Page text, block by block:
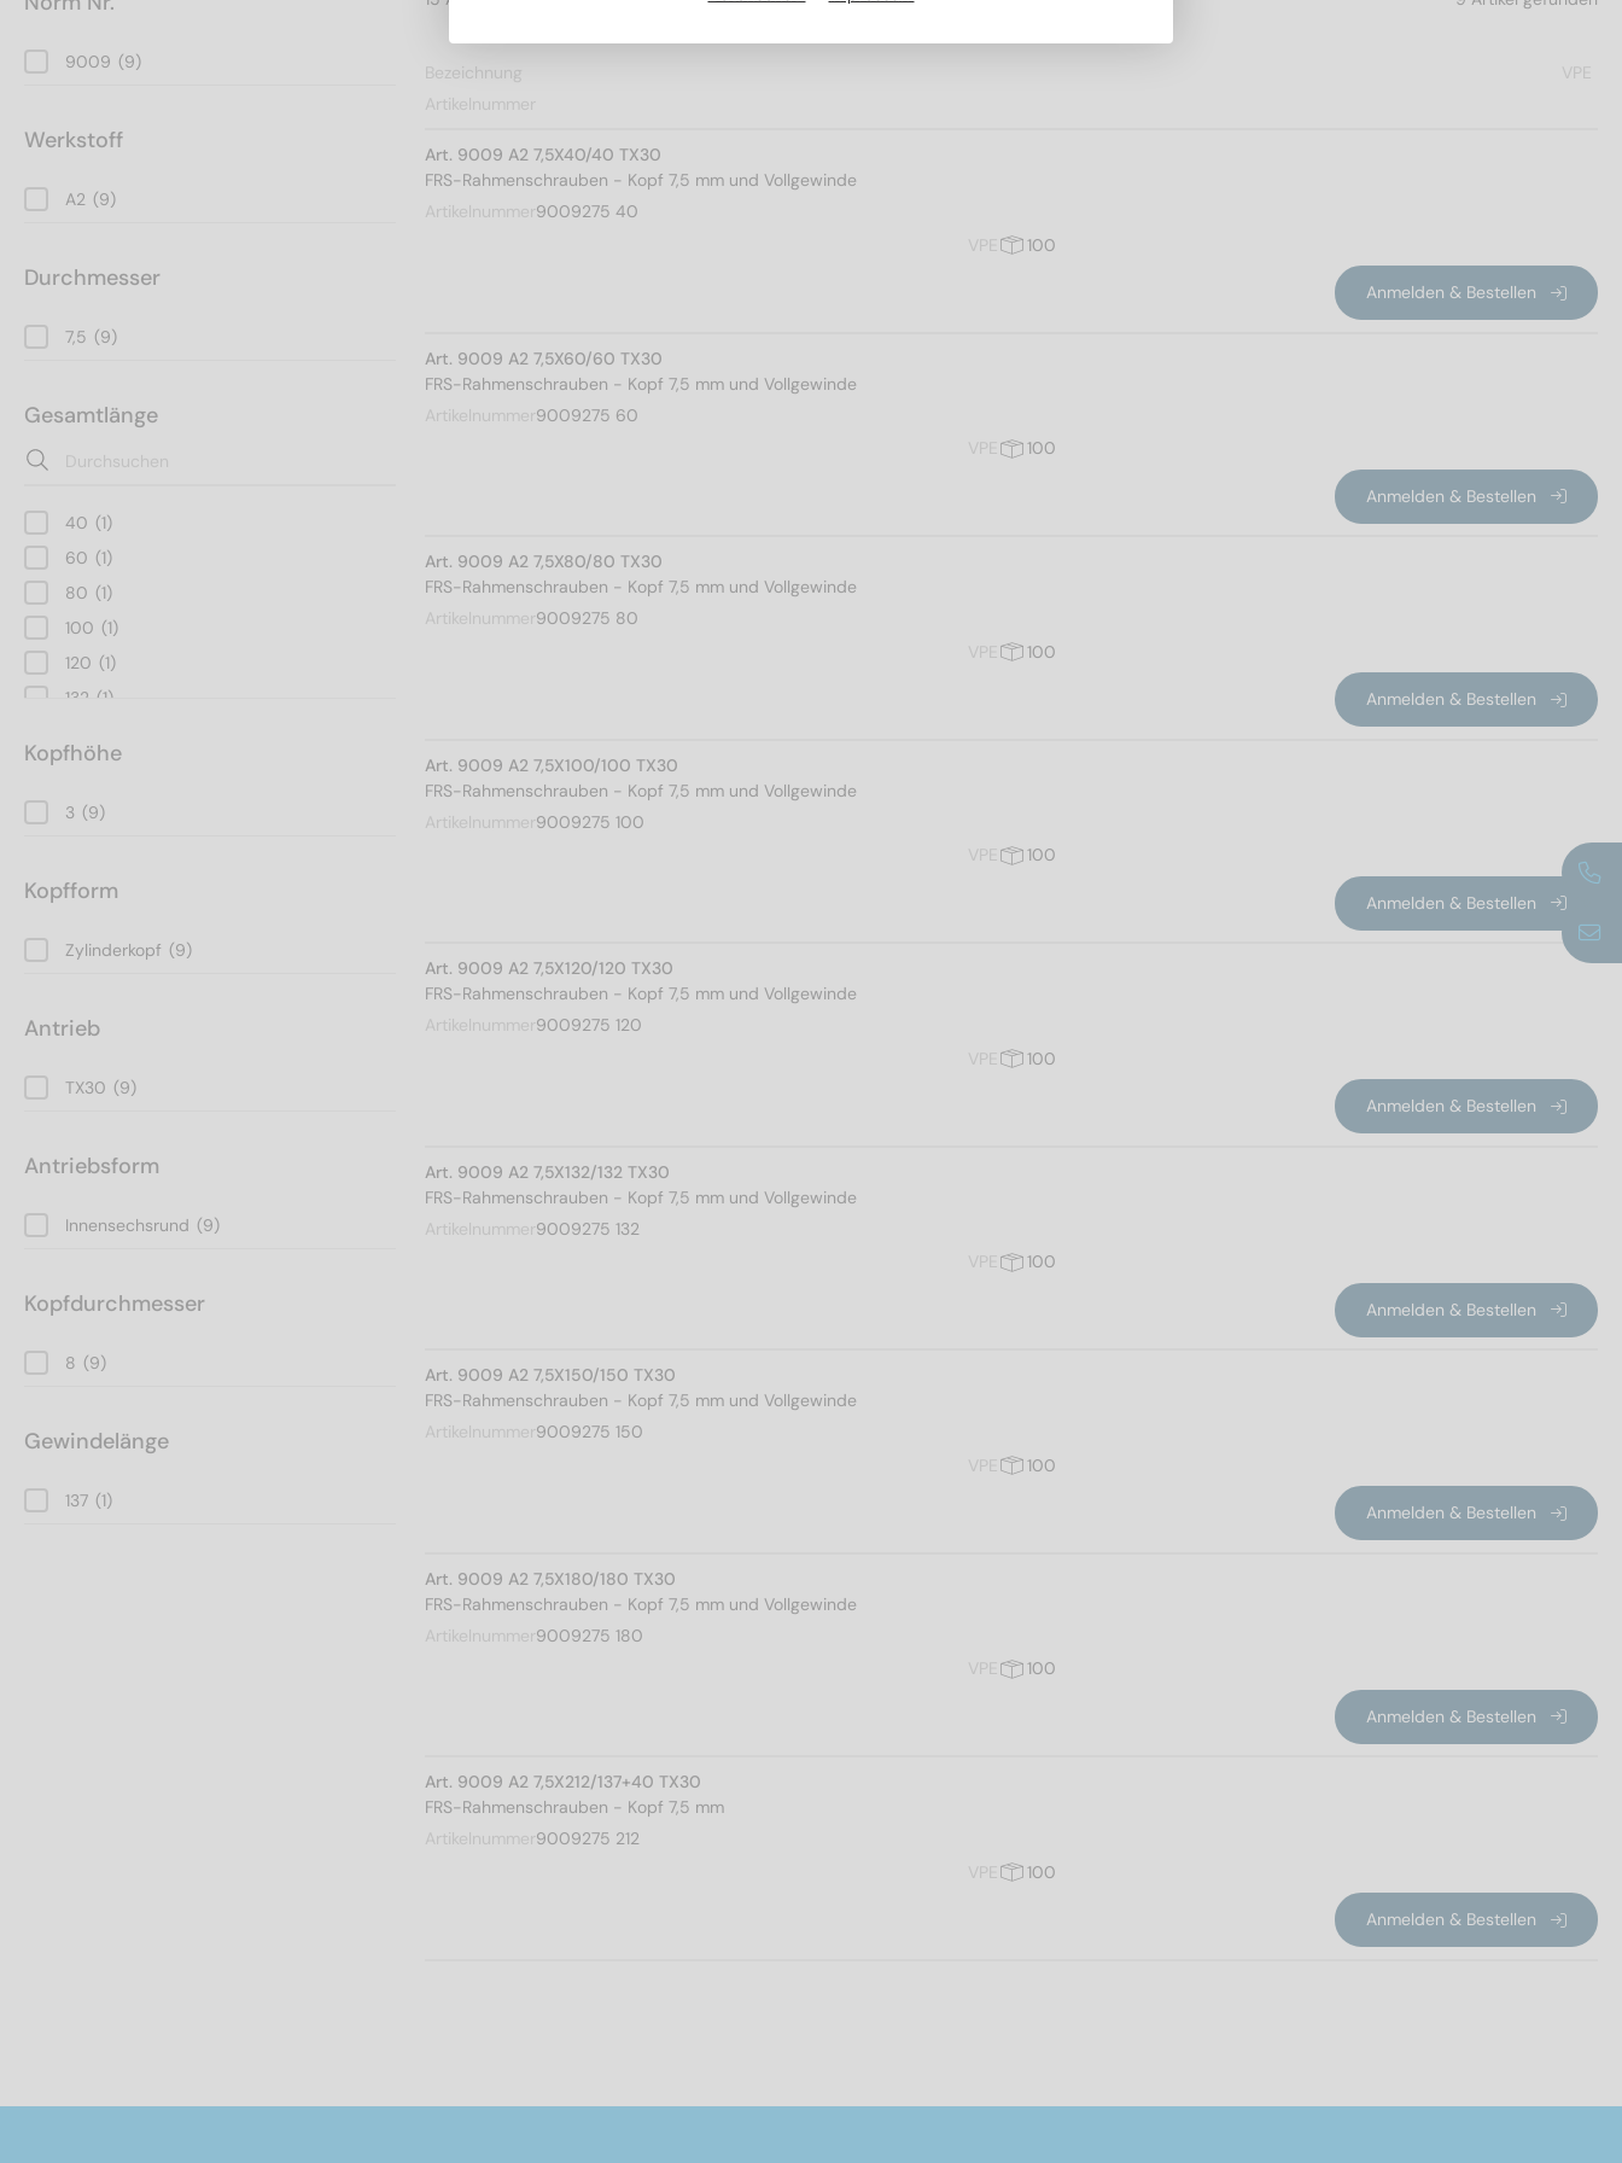
9009 (9)
Werkstoff
A2 (9)
Durchmesser
7,5 (9)
Gesamtlänge
40 (1)
60 (1)
80 (1)
100 (1)
120 (1)
132 (1)
180
(1)
212
(1)
Kopfhöhe
3 (9)
Kopfform
Zylinderkopf (9)
Antrieb
TX30 (9)
Antriebsform
Innensechsrund (9)
Kopfdurchmesser
8 (9)
Gewindelänge
137 (1)
Bezeichnung
Artikelnummer
VPE
Art. 9009 A2 7,5X40/40 TX30
FRS-Rahmenschrauben - Kopf 7,5 mm und Vollgewinde
Artikelnummer 9009275 40
VPE
100
Anmelden & Bestellen
Art. 9009 A2 7,5X60/60 TX30
FRS-Rahmenschrauben - Kopf 7,5 mm und Vollgewinde
Artikelnummer 9009275 60
VPE
100
Anmelden & Bestellen
Art. 9009 A2 7,5X80/80 TX30
FRS-Rahmenschrauben - Kopf 7,5 mm und Vollgewinde
Artikelnummer 9009275 80
VPE
100
Anmelden & Bestellen
Art. 9009 A2 7,5X100/100 TX30
FRS-Rahmenschrauben - Kopf 7,5 mm und Vollgewinde
Artikelnummer 9009275 100
VPE
100
Anmelden & Bestellen
Art. 9009 A2 7,5X120/120 TX30
FRS-Rahmenschrauben - Kopf 7,5 mm und Vollgewinde
Artikelnummer 9009275 120
VPE
100
Anmelden & Bestellen
Art. 9009 A2 7,5X132/132 TX30
FRS-Rahmenschrauben - Kopf 7,5 mm und Vollgewinde
Artikelnummer 9009275 132
VPE
100
Anmelden & Bestellen
Art. 9009 A2 7,5X150/150 TX30
FRS-Rahmenschrauben - Kopf 7,5 mm und Vollgewinde
Artikelnummer 9009275 150
VPE
100
Anmelden & Bestellen
Art. 9009 A2 7,5X180/180 TX30
FRS-Rahmenschrauben - Kopf 7,5 mm und Vollgewinde
Artikelnummer 9009275 180
VPE
100
Anmelden & Bestellen
Art. 9009 A2 7,5X212/137+40 TX30
FRS-Rahmenschrauben - Kopf 7,5 mm
Artikelnummer 9009275 212
VPE
100
Anmelden & Bestellen